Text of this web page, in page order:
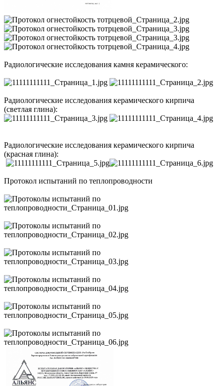
Радиологические исследования камня керамического:
Радиологические исследования керамического кирпича
(светлая глина):
Радиологические исследования керамического кирпича
(красная глина):
Протокол испытаний по теплопроводности